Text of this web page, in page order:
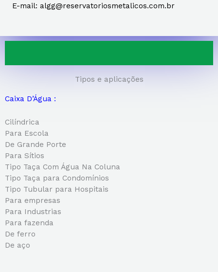
E-mail: algg@reservatoriosmetalicos.com.br
Tipos e aplicações
Caixa D’Água :
Cilíndrica
Para Escola
De Grande Porte
Para Sítios
Tipo Taça Com Água Na Coluna
Tipo Taça para Condomínios
Tipo Tubular para Hospitais
Para empresas
Para Industrias
Para fazenda
De ferro
De aço